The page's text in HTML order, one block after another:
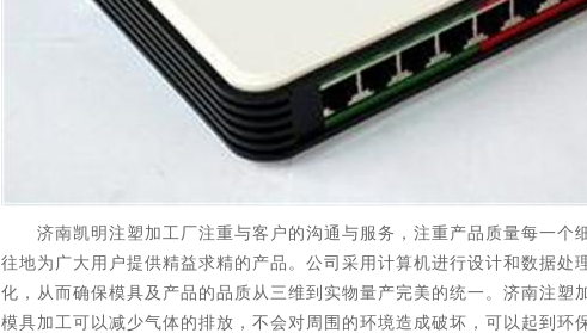
济南凯明注塑加工厂注重与客户的沟通与服务，注重产品质量每一个
往地为广大用户提供精益求精的产品。公司采用计算机进行设计和数据处
化，从而确保模具及产品的品质从三维到实物量产完美的统一。济南注塑
模具加工可以减少气体的排放，不会对周围的环境造成破坏，可以起到环